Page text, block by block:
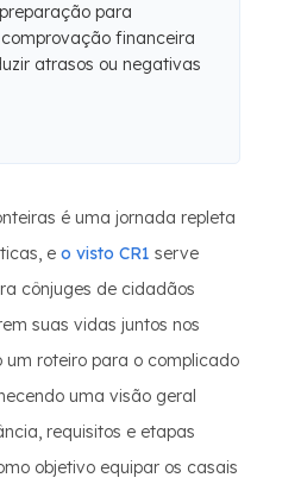
para
financeira
atrasos ou negativas
é uma jornada repleta
e o visto CR1 serve
cônjuges de cidadãos
suas vidas juntos nos
um roteiro para o complicado
uma visão geral
requisitos e etapas
objetivo equipar os casais